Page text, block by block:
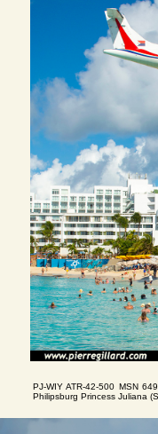
PJ-WIY ATR-42-500 MSN
Philipsburg Princess Juliana